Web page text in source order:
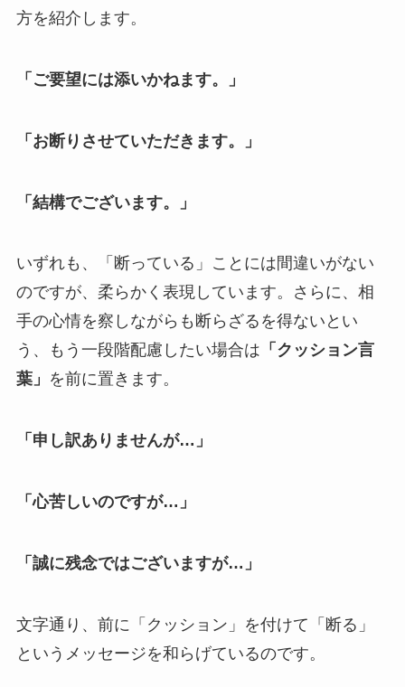
方を紹介します。
「ご要望には添いかねます。」
「お断りさせていただきます。」
「結構でございます。」
いずれも、「断っている」ことには間違いがない
のですが、柔らかく表現しています。さらに、相
手の心情を察しながらも断らざるを得ないとい
う、もう一段階配慮したい場合は 「クッション言
葉」 を前に置きます。
「申し訳ありませんが…」
「心苦しいのですが…」
「誠に残念ではございますが…」
文字通り、前に「クッション」を付けて「断る」
というメッセージを和らげているのです。